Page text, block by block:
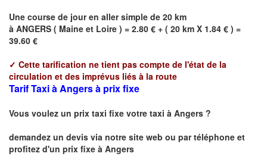
Une course de jour en aller simple de 20 km
à ANGERS ( Maine et Loire ) = 2.80 € + ( 20 km X 1.84 € ) =
39.60 €
✓ Cette tarification ne tient pas compte de l'état de la
circulation et des imprévus liés à la route
Tarif Taxi à Angers à prix fixe
Vous voulez un prix taxi fixe votre taxi à Angers ?
demandez un devis via notre site web ou par téléphone et
profitez d'un prix fixe à Angers